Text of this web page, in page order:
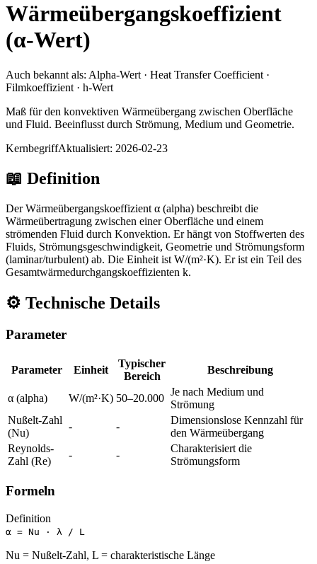
Wärmeübergangskoeffizient
(α-Wert)
Auch bekannt als: Alpha-Wert · Heat Transfer Coefficient ·
Filmkoeffizient · h-Wert
Maß für den konvektiven Wärmeübergang zwischen Oberfläche
und Fluid. Beeinflusst durch Strömung, Medium und Geometrie.
KernbegriffAktualisiert: 2026-02-23
📖 Definition
Der Wärmeübergangskoeffizient α (alpha) beschreibt die
Wärmeübertragung zwischen einer Oberfläche und einem
strömenden Fluid durch Konvektion. Er hängt von Stoffwerten des
Fluids, Strömungsgeschwindigkeit, Geometrie und Strömungsform
(laminar/turbulent) ab. Die Einheit ist W/(m²·K). Er ist ein Teil des
Gesamtwärmedurchgangskoeffizienten k.
⚙️ Technische Details
Parameter
Parameter Einheit
Typischer
Bereich
Beschreibung
α (alpha) W/(m²·K) 50–20.000
Je nach Medium und
Strömung
Nußelt-Zahl
(Nu)
- -
Dimensionslose Kennzahl für
den Wärmeübergang
Reynolds-
Zahl (Re)
- -
Charakterisiert die
Strömungsform
Formeln
Definition
α = Nu · λ / L
Nu = Nußelt-Zahl, L = charakteristische Länge